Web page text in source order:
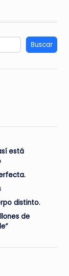
Buscar
está
distinto.
de